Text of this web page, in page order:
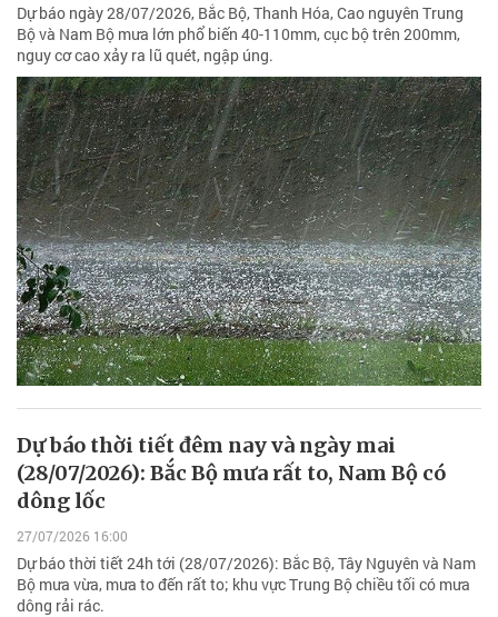
Dự báo ngày 28/07/2026, Bắc Bộ, Thanh Hóa, Cao nguyên Trung
Bộ và Nam Bộ mưa lớn phổ biến 40-110mm, cục bộ trên 200mm,
nguy cơ cao xảy ra lũ quét, ngập úng.
Dự báo thời tiết đêm nay và ngày mai
(28/07/2026): Bắc Bộ mưa rất to, Nam Bộ có
dông lốc
27/07/2026 16:00
Dự báo thời tiết 24h tới (28/07/2026): Bắc Bộ, Tây Nguyên và Nam
Bộ mưa vừa, mưa to đến rất to; khu vực Trung Bộ chiều tối có mưa
dông rải rác.